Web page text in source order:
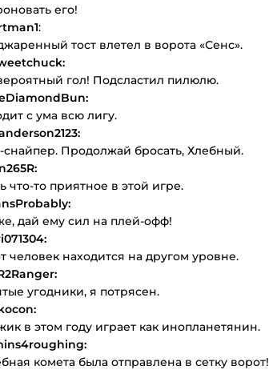
его!
:
тост влетел в ворота «Сенс».
гол! Подсластил пилюлю.
с ума всю лигу.
снайпер. Продолжай бросать, Хлебный.
что-то приятное в этой игре.
дай ему сил на плей-офф!
человек находится на другом уровне.
угодники, я потрясен.
в этом году играет как инопланетянин.
комета была отправлена в сетку ворот!